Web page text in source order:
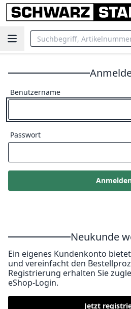
Benutzername
Passwort
Neukunde
Ein eigenes Kundenkonto
und vereinfacht den
Registrierung erhalten Sie
eShop-Login.
Jetzt